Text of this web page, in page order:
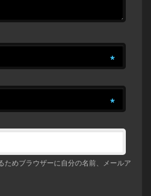
*
*
ためブラウザーに自分の名前、メールア